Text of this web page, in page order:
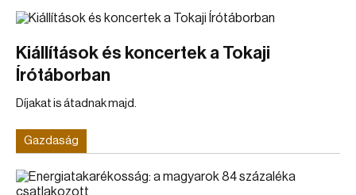
Kiállítások és koncertek a Tokaji
Írótáborban
Díjakat is átadnak majd.
Gazdaság